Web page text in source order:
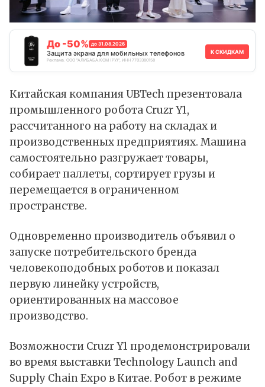
До -50% до 31.08.2026
Защита экрана для мобильных телефонов
Реклама. ООО "АЛИБАБА.КОМ (РУ)", ИНН 7703380158
К СКИДКАМ
Китайская компания UBTech презентовала
промышленного робота Cruzr Y1,
рассчитанного на работу на складах и
производственных предприятиях. Машина
самостоятельно разгружает товары,
собирает паллеты, сортирует грузы и
перемещается в ограниченном
пространстве.
Одновременно производитель объявил о
запуске потребительского бренда
человекоподобных роботов и показал
первую линейку устройств,
ориентированных на массовое
производство.
Возможности Cruzr Y1 продемонстрировали
во время выставки Technology Launch and
Supply Chain Expo в Китае. Робот в режиме